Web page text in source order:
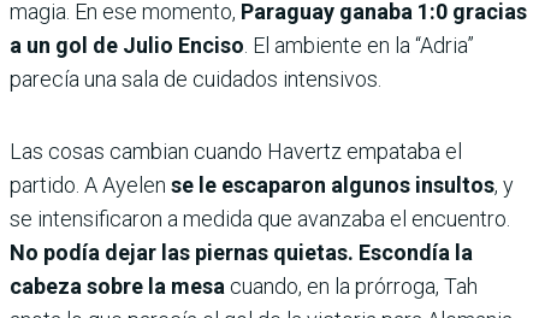
magia. En ese momento, Paraguay ganaba 1:0 gracias
a un gol de Julio Enciso . El ambiente en la “Adria”
parecía una sala de cuidados intensivos.
Las cosas cambian cuando Havertz empataba el
partido. A Ayelen se le escaparon algunos insultos, y
se intensificaron a medida que avanzaba el encuentro.
No podía dejar las piernas quietas. Escondía la
cabeza sobre la mesa cuando, en la prórroga, Tah